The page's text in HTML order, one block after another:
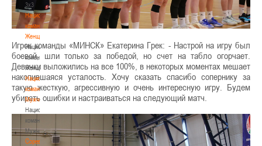
3х3
Национальная
команда.
Женщины
Национальная
команда.
Женщины
Национальная
команда.
Мужчины
Национальная
команда.
Мужчины
Соревнования
Игрок команды «МИНСК» Екатерина Грек: - Настрой на игру был
боевой, шли только за победой, но счет на табло огорчает.
Девочки выложились на все 100%, в некоторых моментах мешает
накопившаяся усталость. Хочу сказать спасибо сопернику за
такую жесткую, агрессивную и очень интересную игру. Будем
убирать ошибки и настраиваться на следующий матч.